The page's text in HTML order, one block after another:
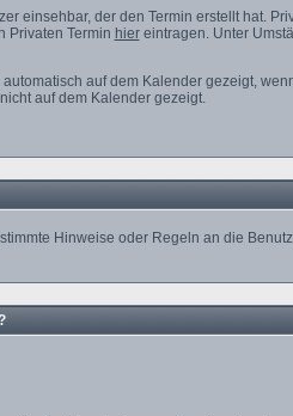
einsehbar, der den Termin erstellt hat.
Privaten Termin hiereintragen. Unter
auf dem Kalender gezeigt,
auf dem Kalender gezeigt.
Hinweise oder Regeln an die